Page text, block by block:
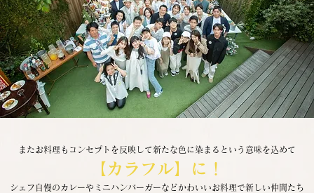
またお料理もコンセプトを反映して新たな色に染まるという意味を込めて
【カラフル】に！
シェフ自慢のカレーやミニハンバーガーなどかわいいお料理で新しい仲間たち